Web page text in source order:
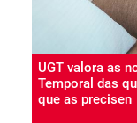
UGT valora as
Temporal das
que as precisen